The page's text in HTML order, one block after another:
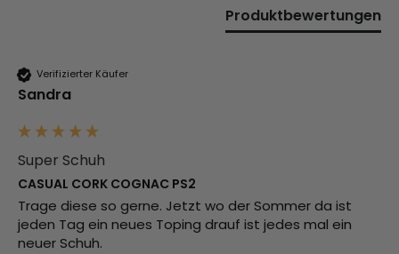
Produktbewertungen
Verifizierter Käufer
Sandra
Super Schuh
CASUAL CORK COGNAC PS2
Trage diese so gerne. Jetzt wo der Sommer da ist
jeden Tag ein neues Toping drauf ist jedes mal ein
neuer Schuh.